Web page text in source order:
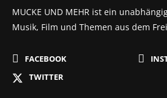
MUCKE UND MEHR ist ein
Musik, Film und Themen aus dem
FACEBOOK
TWITTER